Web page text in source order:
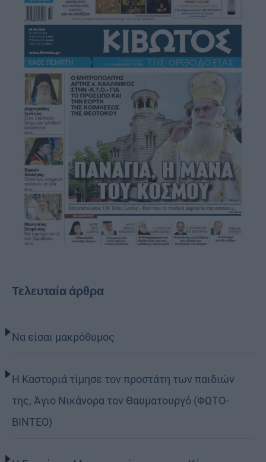
Τελευταία άρθρα
Να είσαι μακρόθυμος
Η Καστοριά τίμησε τον προστάτη των παιδιών
της, Άγιο Νικάνορα τον Θαυματουργό (ΦΩΤΟ-
ΒΙΝΤΕΟ)